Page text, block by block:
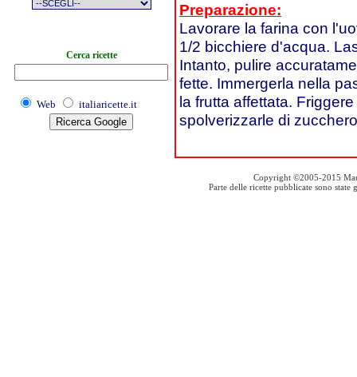
Cerca ricette
Web italiaricette.it
Preparazione:
Lavorare la farina con
1/2 bicchiere d'acqua.
Intanto, pulire
fette. Immergerla nella
la frutta affettata.
spolverizzarle di
Copyright ©2005-2015
Parte delle ricette pubblicate sono state